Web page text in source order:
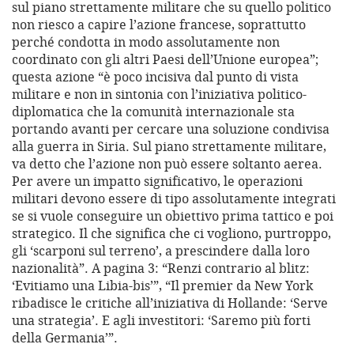
sul piano strettamente militare che su quello politico
non riesco a capire l’azione francese, soprattutto
perché condotta in modo assolutamente non
coordinato con gli altri Paesi dell’Unione europea”;
questa azione “è poco incisiva dal punto di vista
militare e non in sintonia con l’iniziativa politico-
diplomatica che la comunità internazionale sta
portando avanti per cercare una soluzione condivisa
alla guerra in Siria. Sul piano strettamente militare,
va detto che l’azione non può essere soltanto aerea.
Per avere un impatto significativo, le operazioni
militari devono essere di tipo assolutamente integrati
se si vuole conseguire un obiettivo prima tattico e poi
strategico. Il che significa che ci vogliono, purtroppo,
gli ‘scarponi sul terreno’, a prescindere dalla loro
nazionalità”. A pagina 3: “Renzi contrario al blitz:
‘Evitiamo una Libia-bis’”, “Il premier da New York
ribadisce le critiche all’iniziativa di Hollande: ‘Serve
una strategia’. E agli investitori: ‘Saremo più forti
della Germania’”.